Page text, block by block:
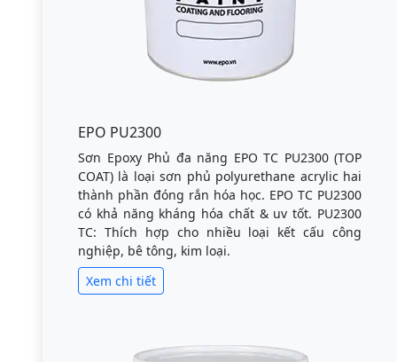
EPO PU2300
Sơn Epoxy Phủ đa năng EPO TC PU2300 (TOP
COAT) là loại sơn phủ polyurethane acrylic hai
thành phần đóng rắn hóa học. EPO TC PU2300
có khả năng kháng hóa chất & uv tốt. PU2300
TC: Thích hợp cho nhiều loại kết cấu công
nghiệp, bê tông, kim loại.
Xem chi tiết